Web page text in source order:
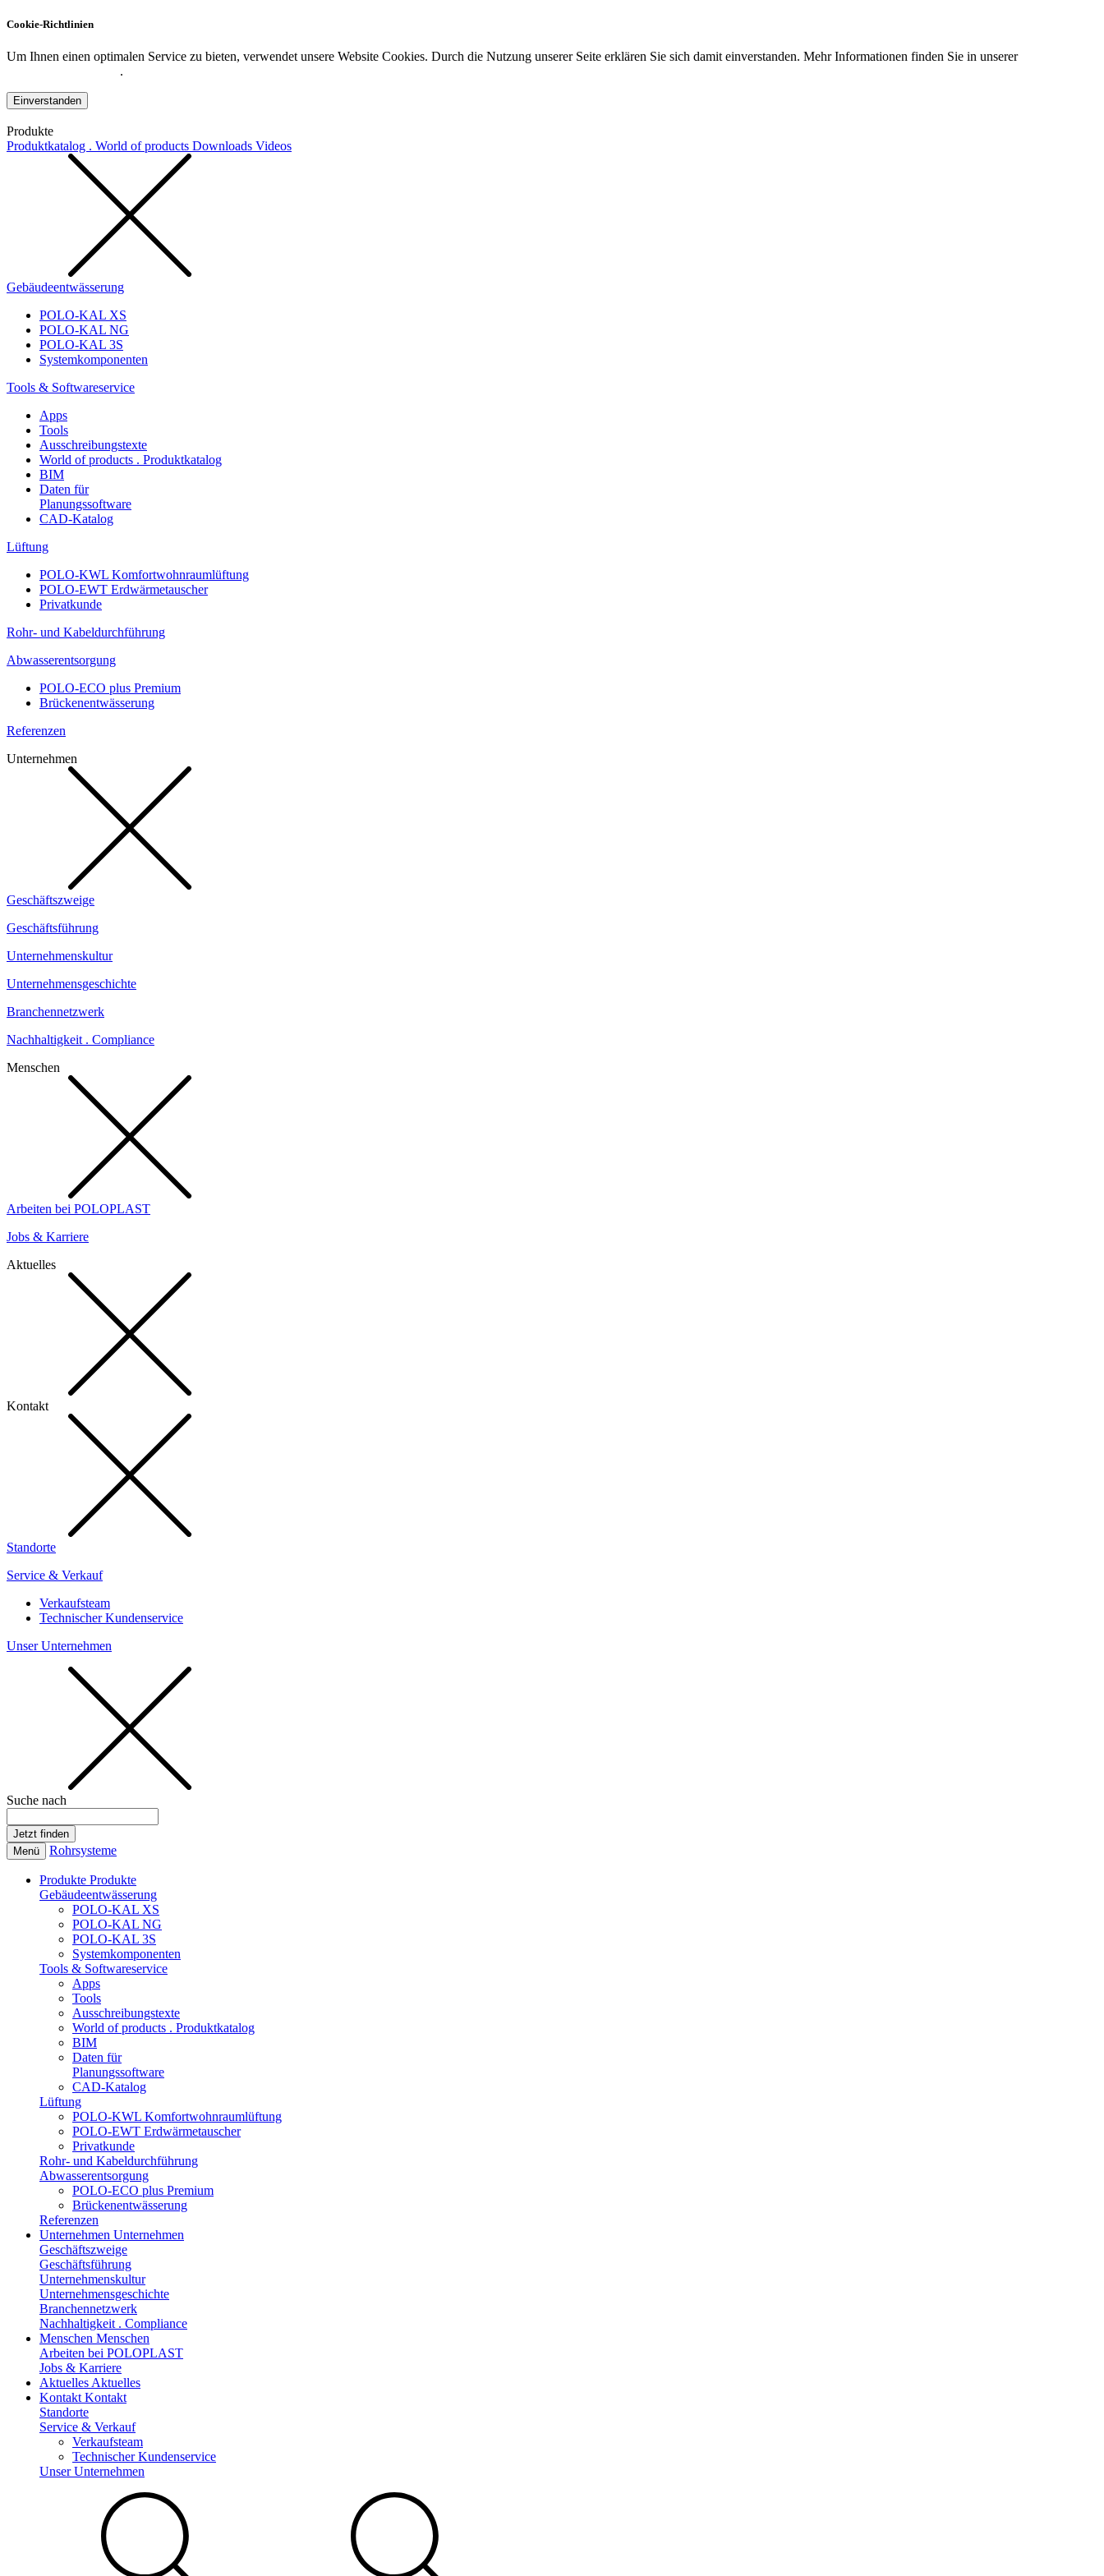
Cookie-Richtlinien
Um Ihnen einen optimalen Service zu bieten, verwendet unsere Website Cookies. Durch die Nutzung unserer Seite erklären Sie sich damit einverstanden. Mehr Informationen finden Sie in unserer
.
Einverstanden
Produkte
Produktkatalog . World of products Downloads Videos
Gebäudeentwässerung
POLO-KAL XS
POLO-KAL NG
POLO-KAL 3S
Systemkomponenten
Tools & Softwareservice
Apps
Tools
Ausschreibungstexte
World of products . Produktkatalog
BIM
Daten für
Planungssoftware
CAD-Katalog
Lüftung
POLO-KWL Komfortwohnraumlüftung
POLO-EWT Erdwärmetauscher
Privatkunde
Rohr- und Kabeldurchführung
Abwasserentsorgung
POLO-ECO plus Premium
Brückenentwässerung
Referenzen
Unternehmen
Geschäftszweige
Geschäftsführung
Unternehmenskultur
Unternehmensgeschichte
Branchennetzwerk
Nachhaltigkeit . Compliance
Menschen
Arbeiten bei POLOPLAST
Jobs & Karriere
Aktuelles
Kontakt
Standorte
Service & Verkauf
Verkaufsteam
Technischer Kundenservice
Unser Unternehmen
Suche nach
Menü Rohrsysteme
Produkte Produkte
Gebäudeentwässerung
POLO-KAL XS
POLO-KAL NG
POLO-KAL 3S
Systemkomponenten
Tools & Softwareservice
Apps
Tools
Ausschreibungstexte
World of products . Produktkatalog
BIM
Daten für
Planungssoftware
CAD-Katalog
Lüftung
POLO-KWL Komfortwohnraumlüftung
POLO-EWT Erdwärmetauscher
Privatkunde
Rohr- und Kabeldurchführung
Abwasserentsorgung
POLO-ECO plus Premium
Brückenentwässerung
Referenzen
Unternehmen Unternehmen
Geschäftszweige
Geschäftsführung
Unternehmenskultur
Unternehmensgeschichte
Branchennetzwerk
Nachhaltigkeit . Compliance
Menschen Menschen
Arbeiten bei POLOPLAST
Jobs & Karriere
Aktuelles Aktuelles
Kontakt Kontakt
Standorte
Service & Verkauf
Verkaufsteam
Technischer Kundenservice
Unser Unternehmen